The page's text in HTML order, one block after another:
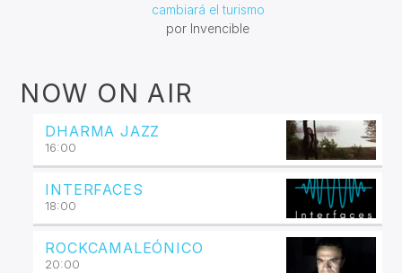
cambiará el turismo
por Invencible
NOW ON AIR
DHARMA JAZZ
16:00
INTERFACES
18:00
ROCKCAMALEÓNICO
20:00